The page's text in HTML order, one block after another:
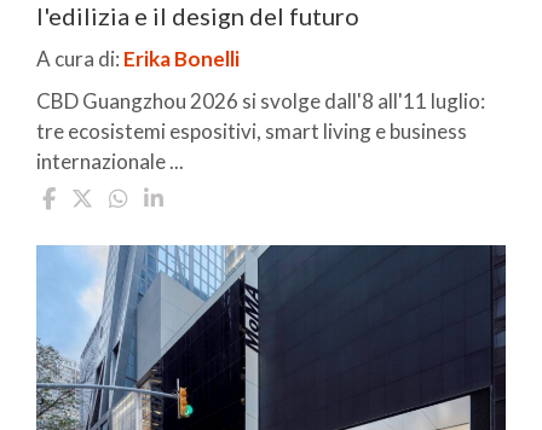
l'edilizia e il design del futuro
A cura di: Erika Bonelli
CBD Guangzhou 2026 si svolge dall'8 all'11 luglio:
tre ecosistemi espositivi, smart living e business
internazionale ...